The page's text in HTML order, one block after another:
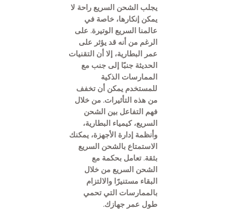
يجلب الشحن السريع راحة لا
يمكن إنكارها، خاصة في
عالمنا السريع الوتيرة. على
الرغم من أنه قد يؤثر على
عمر البطارية، إلا أن التقنيات
الحديثة جنبًا إلى جنب مع
الممارسات الذكية
للمستخدم يمكن أن تخفف
من هذه التأثيرات. من خلال
فهم التفاعل بين الشحن
السريع، كيمياء البطارية،
وأنظمة إدارة الأجهزة، يمكنك
الاستمتاع بالشحن السريع
بثقة. تعامل بحكمة مع
الشحن السريع من خلال
البقاء مستنيرًا والالتزام
بالممارسات التي تحمي
طول عمر جهازك.